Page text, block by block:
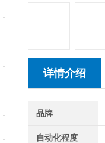
详情介绍
品牌
自动化程度